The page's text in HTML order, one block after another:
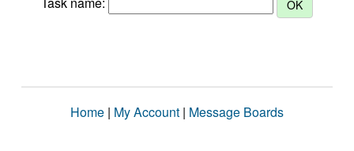
Home | My Account | Message Boards